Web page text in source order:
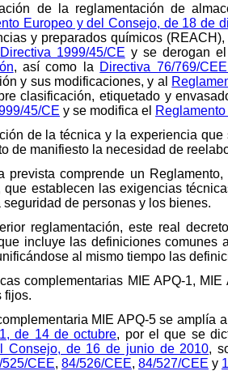
de la reglamentación de
Europeo y del Consejo, de 18 de
y preparados químicos
Directiva 1999/45/CE y se derogan el
, así como la Directiva 76/769/
y sus modificaciones, y al
clasificación, etiquetado y
45/CE y se modifica el
de la técnica y la experiencia
de manifiesto la necesidad de
prevista comprende un
que establecen las exigencias
de personas y los bienes.
reglamentación, este real
incluye las definiciones
al mismo tiempo las
complementarias MIE APQ-1,
fijos.
MIE APQ-5 se amplía
de 14 de octubre, por el que se
Consejo, de 16 de junio de 2010,
525/CEE, 84/526/CEE, 84/527/CEE y